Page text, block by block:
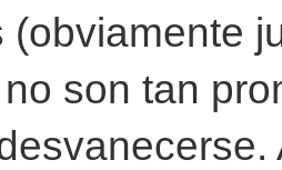
(obviamente
son tan